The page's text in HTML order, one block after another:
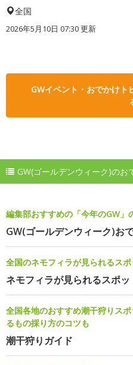
全国
2026年5月10日 07:30 更新
GWイベント・おでかけト
GW(ゴールデンウィーク)のお
編集部おすすめの「今年のGW」
GW(ゴールデンウィーク)お
全国のネモフィラが見られるス
ネモフィラが見られるスポッ
全国各地のおすすめ潮干狩りス
るもの採り方のコツも
潮干狩りガイド